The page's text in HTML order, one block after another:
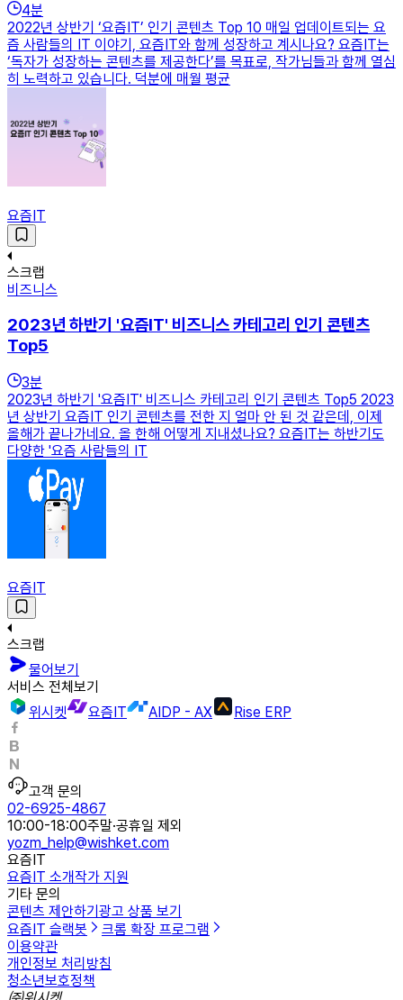
4분
2022년 상반기 ‘요즘IT’ 인기 콘텐츠 Top 10 매일 업데이트되는 요
즘 사람들의 IT 이야기, 요즘IT와 함께 성장하고 계시나요? 요즘IT는
‘독자가 성장하는 콘텐츠를 제공한다’를 목표로, 작가님들과 함께 열심
히 노력하고 있습니다. 덕분에 매월 평균
요즘IT
스크랩
비즈니스
2023년 하반기 '요즘IT' 비즈니스 카테고리 인기 콘텐츠
Top5
3분
2023년 하반기 '요즘IT' 비즈니스 카테고리 인기 콘텐츠 Top5 2023
년 상반기 요즘IT 인기 콘텐츠를 전한 지 얼마 안 된 것 같은데, 이제
올해가 끝나가네요. 올 한해 어떻게 지내셨나요? 요즘IT는 하반기도
다양한 '요즘 사람들의 IT
요즘IT
스크랩
물어보기
서비스 전체보기
위시켓
요즘IT AIDP - AX Rise ERP
고객 문의
02-6925-4867
10:00-18:00주말·공휴일 제외
yozm_help@wishket.com
요즘IT
요즘IT 소개작가 지원
기타 문의
콘텐츠 제안하기 광고 상품 보기
요즘IT 슬랙봇
크롬 확장 프로그램
이용약관
개인정보 처리방침
청소년보호정책